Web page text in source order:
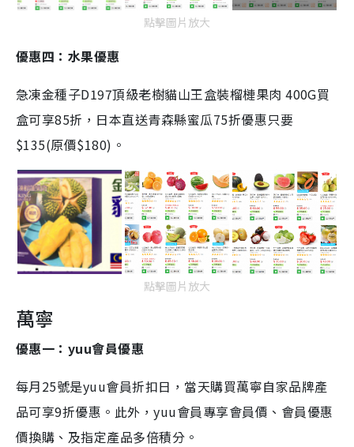
點擊圖片放大
優惠四：水果優惠
急凍金種子D197頂級老樹貓山王盒裝榴槤果肉 400G買
盒可享85折，日本直送青森縣蜜瓜75折優惠只要
$135(原價$180)。
點擊圖片放大
萬寧
優惠一：yuu會員優惠
每月25號是yuu會員折扣日，當天購買萬寧自家品牌產
品可享9折優惠。此外，yuu會員專享會員價、會員優惠
價換購、及指定產品多倍積分。